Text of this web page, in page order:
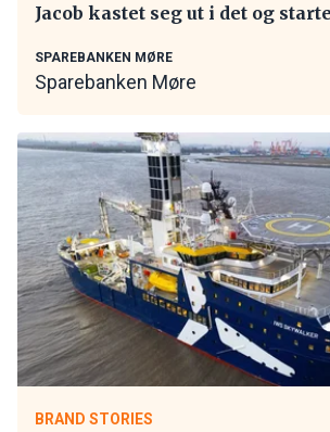
Jacob kastet seg ut i det og
SPAREBANKEN MØRE
Sparebanken Møre
BRAND STORIES